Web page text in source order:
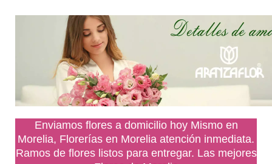
Enviamos flores a domicilio hoy Mismo en
Morelia, Florerías en Morelia atención inmediata.
Ramos de flores listos para entregar. Las mejores